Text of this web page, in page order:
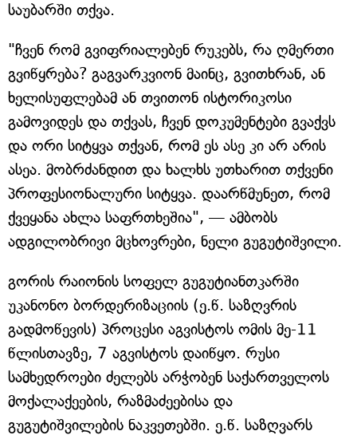
საუბარში თქვა.
"ჩვენ რომ გვიფრიალებენ რუკებს, რა ღმერთი
გვიწყრება? გაგვარკვიონ მაინც, გვითხრან, ან
ხელისუფლებამ ან თვითონ ისტორიკოსი
გამოვიდეს და თქვას, ჩვენ დოკუმენტები გვაქვს
და ორი სიტყვა თქვან, რომ ეს ასე კი არ არის
ასეა. მობრძანდით და ხალხს უთხარით თქვენი
პროფესიონალური სიტყვა. დაარწმუნეთ, რომ
ქვეყანა ახლა საფრთხეშია", — ამბობს
ადგილობრივი მცხოვრები, ნელი გუგუტიშვილი.
გორის რაიონის სოფელ გუგუტიანთკარში
უკანონო ბორდერიზაციის (ე.წ. საზღვრის
გადმოწევის) პროცესი აგვისტოს ომის მე-11
წლისთავზე, 7 აგვისტოს დაიწყო. რუსი
სამხედროები ძელებს არჭობენ საქართველოს
მოქალაქეების, რაზმაძეებისა და
გუგუტიშვილების ნაკვეთებში. ე.წ. საზღვარს